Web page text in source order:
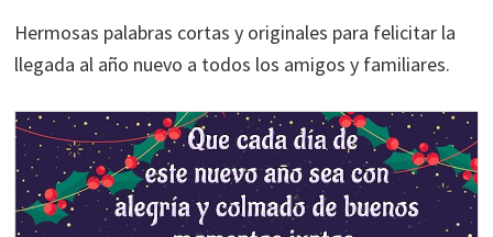
Hermosas palabras cortas y originales para felicitar la
llegada al año nuevo a todos los amigos y familiares.